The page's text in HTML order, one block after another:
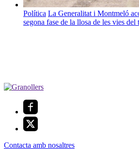
Política La Generalitat i Montmeló
segona fase de la llosa de les vies del
Contacta amb nosaltres